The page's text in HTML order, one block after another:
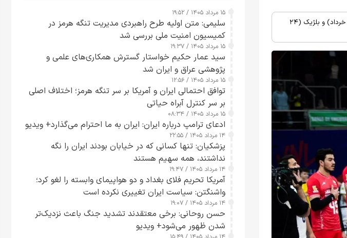
مردان والیبال ایران در هفته اول در پایتخت برزیل به مصاف برزیل (۲۱ خرداد)، بلغارستان (۲۱ خرداد)، آرژانتین (۲۳ خرداد) و بلژیک (۲۴
۱۵ مرداد ۱۴۰۵ / ۱۹:۵۲
سلیمی: متن اولیه طرح راهبردی مدیریت تنگه هرمز در
کمیسیون امنیت ملی بررسی شد
۱۵ مرداد ۱۴۰۵ / ۱۹:۳۷
سید عمار حکیم خواستار گسترش همکاری‌های علمی و
پژوهشی عراق و ایران شد
۱۵ مرداد ۱۴۰۵ / ۱۲:۵۶
توافق احتمالی ایران و آمریکا بر سر تنگه هرمز؛ اختلاف اصلی
بر سر کنترل آبراه حیاتی
۱۵ مرداد ۱۴۰۵ / ۰۸:۳۴
ادعای ترامپ درباره ایران: ایران به ما احترام می‌گذارد+ ویدیو
۱۴ مرداد ۱۴۰۵ / ۲۲:۵۵
پزشکیان: تنها کسانی که در خیابان بودند ایران را نگه
نداشتند، همه سهیم هستند
۱۴ مرداد ۱۴۰۵ / ۱۹:۴۷
آمریکا تحریم فلای بغداد و دو هواپیمای وابسته را لغو کرد؛
واشنگتن: سیاست ایران تغییری نکرده است
۱۴ مرداد ۱۴۰۵ / ۱۹:۰۷
حسن روحانی: برخی معتقدند تشدید جنگ باعث نزدیک‌تر
شدن ظهور می‌شود+ ویدیو